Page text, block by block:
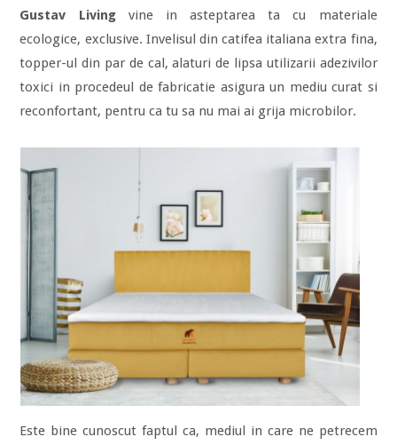
Gustav Livingvine in asteptarea ta cu materiale
ecologice, exclusive. Invelisul din catifea italiana extra fina,
topper-ul din par de cal, alaturi de lipsa utilizarii adezivilor
toxici in procedeul de fabricatie asigura un mediu curat si
reconfortant, pentru ca tu sa nu mai ai grija microbilor.
Este bine cunoscut faptul ca, mediul in care ne petrecem